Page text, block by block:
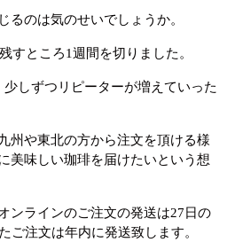
るのは気のせいでしょうか。
すところ1週間を切りました。
しずつリピーターが増えていった
州や東北の方から注文を頂ける様
美味しい珈琲を届けたいという想
ンラインのご注文の発送は27日の
ご注文は年内に発送致します。